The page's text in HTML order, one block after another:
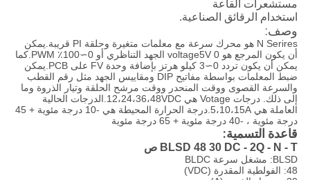
مستشعرات القاعة
استخدام الرقائق الصناعية.
وصف:
N Serires هو محرك سرعة مع معلمات متغيرة وحلقة PI قريبة.يمكن
أن يكون المرجع هو 0 voltage5V الجهد التناظري أو 0∼100٪ PWM.كما
يمكن أن يكون تردد 0∼3 كيلو هرتز بإضافة وحدة FV على PCB.يمكن
ضبط المعلمات بواسطة مفاتيح DIP ومقاييس الجهد مثل رقم القطب
والسرعة القصوى ووقت المنحدر ووقت مرشح الحلقة وتيار الذروة وما
إلى ذلك. درجات Votage هي 12،24،36،48VDC.الدرجات الحالية
العاملة هي 5،10،15A.درجة الحرارة المحيطة هي -10 درجة مئوية + 45
درجة مئوية ، -40 درجة مئوية + 65 درجة مئوية
قاعدة التسمية:
BLSD 48 30 DC - 2Q - N - T ص
BLSD: مشغل سرعة BLDC
48: الفولطية المقدرة (VDC)